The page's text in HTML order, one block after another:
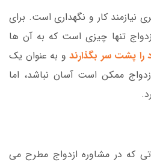
نیازمند کار و نگهداری است. برای
تنها چیزی است که به آن ها
پشت سر بگذارند و به عنوان یک
ممکن است آسان نباشد، اما
که در مشاوره ازدواج مطرح می